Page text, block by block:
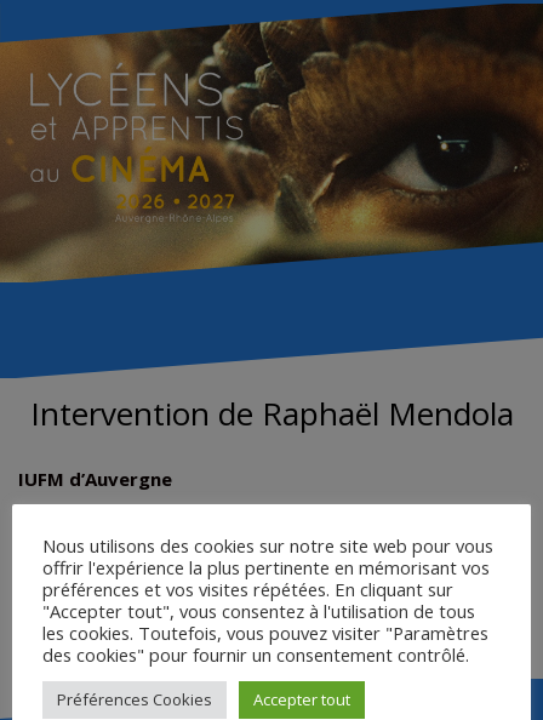
Intervention de Raphaël Mendola
IUFM d’Auvergne
MISE EN SCÈNE DE L’IMAGE…
EXERCICE 1
EXERCICE 2
Nous utilisons des cookies sur notre site web pour vous
offrir l'expérience la plus pertinente en mémorisant vos
préférences et vos visites répétées. En cliquant sur
"Accepter tout", vous consentez à l'utilisation de tous
les cookies. Toutefois, vous pouvez visiter "Paramètres
des cookies" pour fournir un consentement contrôlé.
Préférences Cookies Accepter tout